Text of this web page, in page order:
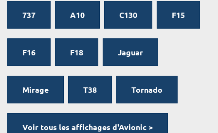
737 A10 C130 F15
F16 F18 Jaguar
Mirage T38 Tornado
Voir tous les affichages d'Avionic >